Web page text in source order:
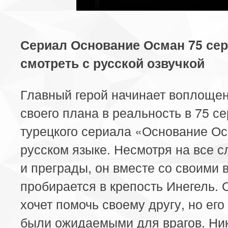
Сериал Основание Осман 75
смотреть с русской озвучкой
Главный герой начинает
своего плана в реальность в 75
турецкого сериала «Основание
русском языке. Несмотря на все
и преграды, он вместе со своими
пробирается в крепость Инегель.
хочет помочь своему другу, но
были ожидаемыми для врагов.